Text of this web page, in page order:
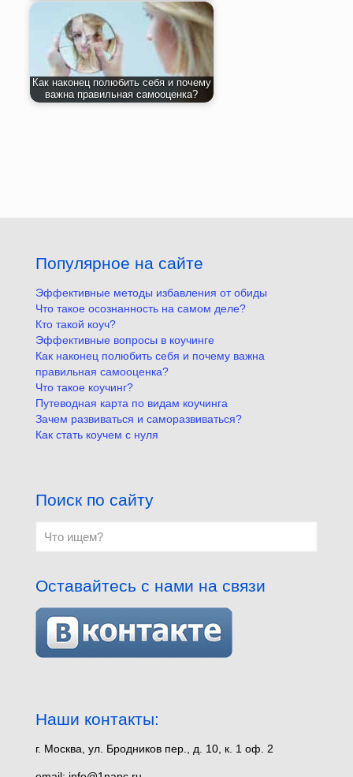
Как наконец полюбить себя и почему
важна правильная самооценка?
Популярное на сайте
Эффективные методы избавления от обиды
Что такое осознанность на самом деле?
Кто такой коуч?
Эффективные вопросы в коучинге
Как наконец полюбить себя и почему важна
правильная самооценка?
Что такое коучинг?
Путеводная карта по видам коучинга
Зачем развиваться и саморазвиваться?
Как стать коучем с нуля
Поиск по сайту
Оставайтесь с нами на связи
Наши контакты:
г. Москва, ул. Бродников пер., д. 10, к. 1 оф. 2